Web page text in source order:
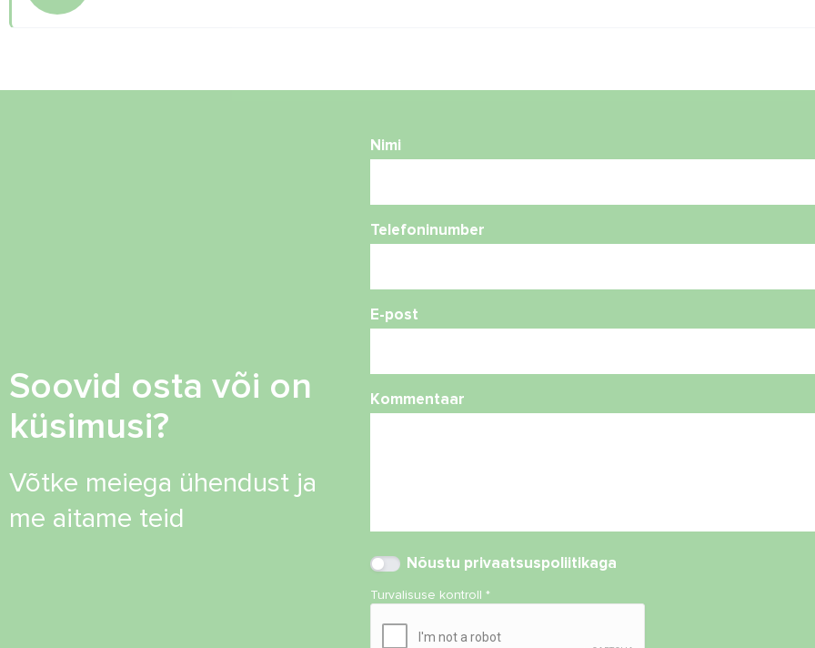
Soovid osta või on
küsimusi?
Võtke meiega ühendust ja
me aitame teid
Nimi
Telefoninumber
E-post
Kommentaar
Nõustu privaatsuspoliitikaga
Turvalisuse kontroll*